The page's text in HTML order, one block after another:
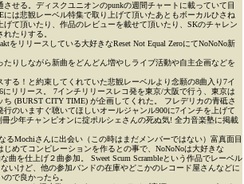
させる。ディスクユニオンのpunkの週間チャートに載っていて目
には悲観レーベル特集で取り上げて頂いたあともボーカルひさね
げて頂いたり、作品のレビューを載せて頂いたり、SKのチャレン
たりする。
をリリースしている大好きなReset Not Equal ZeroにてNoNoNo新
たりしながら新曲をどんどん増やしライブ活動や自主企画などを
する！と約束してくれていた悲観レーベルより念願の8曲入り7イ
にリリース。 7インチリリースレコ発を東京/大阪で行う、東京は
ち (BURST CITY TIME) が企画してくれた。 フレデリカの青砥さ
行のいますぐ聴いてほしいオールジャンル900に7インチを上げて
冊少年チャンピオンに掟ポルシェさんの死ぬ気! 全力音楽塾に掲載
るMochiさんに出会い（この時はまだメンバーではない）富真面目
じめてコンピレーションを作るとの事で、NoNoNoは大好きな
曲を仕上げ２曲参加。 Sweet Scum Scrambleという作品でレーベル
いけど、他の参加バンドの在庫やどこかのレコード屋さんなどに
で良かったら。